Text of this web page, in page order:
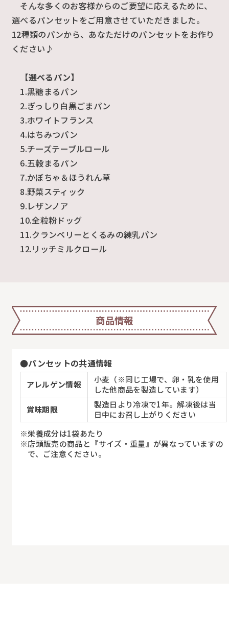
そんな多くのお客様からのご要望に応えるために、
選べるパンセットをご用意させていただきました。
12種類のパンから、あなただけのパンセットをお作り
ください♪
【選べるパン】
1.黒糖まるパン
2.ぎっしり白黒ごまパン
3.ホワイトフランス
4.はちみつパン
5.チーズテーブルロール
6.五穀まるパン
7.かぼちゃ＆ほうれん草
8.野菜スティック
9.レザンノア
10.全粒粉ドッグ
11.クランベリーとくるみの練乳パン
12.リッチミルクロール
商品情報
●パンセットの共通情報
アレルゲン情報
小麦（※同じ工場で、卵・乳を使用
した他商品を製造しています）
賞味期限
製造日より冷凍で1年。解凍後は当
日中にお召し上がりください
栄養成分は1袋あたり
店頭販売の商品と『サイズ・重量』が異なっていますの
で、ご注意ください。